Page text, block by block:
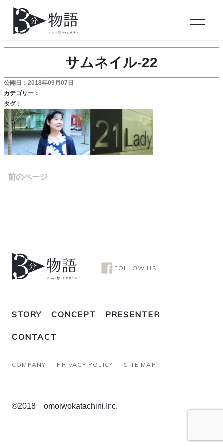
サムネイル-22
公開日：2018年09月07日
カテゴリー：
タグ：
前のページ
FOLLOW US
STORY CONCEPT PRESENTER
CONTACT
COMPANY PRIVACY POLICY SITE MAP
©2018 omoiwokatachini.Inc.